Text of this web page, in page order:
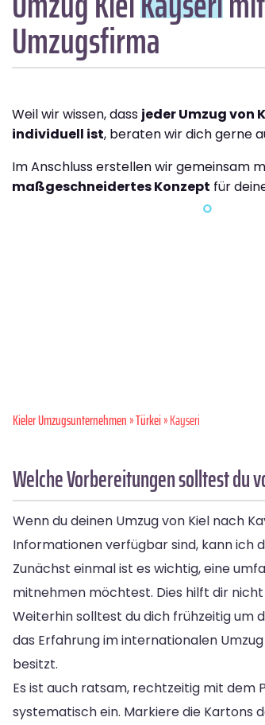
Umzugsfirma
Weil wir wissen, dass jeder Umzug von
individuell ist, beraten wir dich gerne
Im Anschluss erstellen wir gemeinsam
maßgeschneidertes Konzept für
Kieler Umzugsunternehmen»Türkei» Kayseri
Welche Vorbereitungen solltest du
Wenn du deinen Umzug von Kiel nach
Informationen verfügbar sind, kann ich
Zunächst einmal ist es wichtig, eine
mitnehmen möchtest. Dies hilft dir
Weiterhin solltest du dich frühzeitig um
das Erfahrung im internationalen
besitzt.
Es ist auch ratsam, rechtzeitig mit dem
systematisch ein. Markiere die Kartons